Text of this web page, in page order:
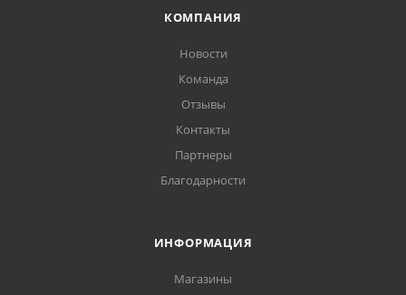
КОМПАНИЯ
Новости
Команда
Отзывы
Контакты
Партнеры
Благодарности
ИНФОРМАЦИЯ
Магазины